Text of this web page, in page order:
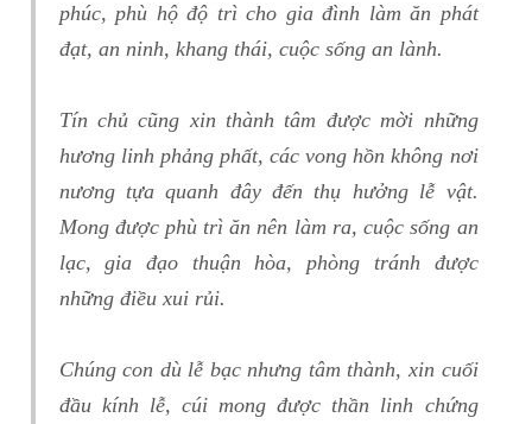
phúc, phù hộ độ trì cho gia đình làm ăn phát
đạt, an ninh, khang thái, cuộc sống an lành.
Tín chủ cũng xin thành tâm được mời những
hương linh phảng phất, các vong hồn không nơi
nương tựa quanh đây đến thụ hưởng lễ vật.
Mong được phù trì ăn nên làm ra, cuộc sống an
lạc, gia đạo thuận hòa, phòng tránh được
những điều xui rủi.
Chúng con dù lễ bạc nhưng tâm thành, xin cuối
đầu kính lễ, cúi mong được thần linh chứng